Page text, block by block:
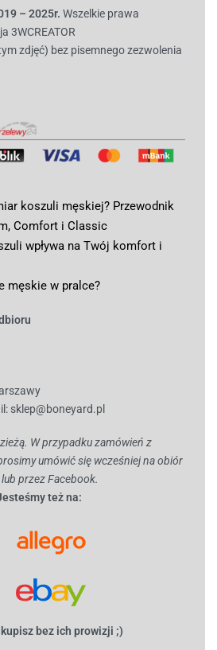
– 2025r. Wszelkie prawa
3WCREATOR
zdjęć) bez pisemnego zezwolenia
koszuli męskiej? Przewodnik
Comfort i Classic
wpływa na Twój komfort i
męskie w pralce?
sklep@boneyard.pl
W przypadku zamówień z
umówić się wcześniej na obiór
przez Facebook.
też na:
bez ich prowizji ;)